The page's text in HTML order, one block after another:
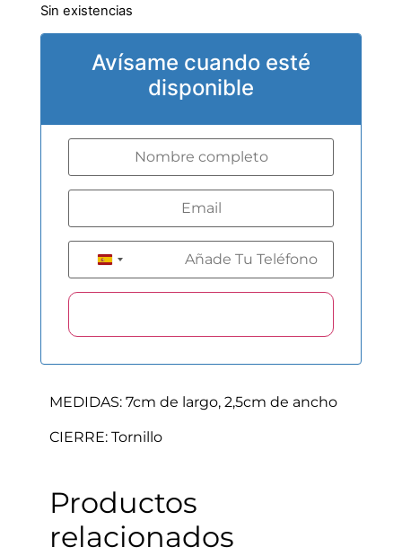
Sin existencias
Avísame cuando esté
disponible
Spain +34
MEDIDAS: 7cm de largo, 2,5cm de ancho
CIERRE: Tornillo
Productos
relacionados